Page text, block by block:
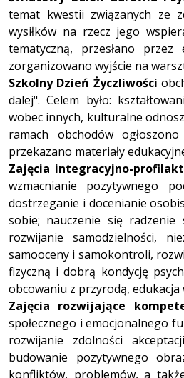
temat kwestii związanych ze
wysiłków na rzecz jego
tematyczną, przesłano
zorganizowano wyjście na
Szkolny Dzień Życzliwości
dalej". Celem było:
wobec innych, kulturalne
ramach obchodów
przekazano materiały
Zajęcia integracyjno-
wzmacnianie pozytywnego
dostrzeganie i docenianie
sobie; nauczenie się
rozwijanie samodzielności,
samooceny i samokontroli,
fizyczną i dobrą kondycję
obcowaniu z przyrodą, edukacja
Zajęcia rozwijające
społecznego i emocjonalnego
rozwijanie zdolności
budowanie pozytywnego
konfliktów, problemów, a